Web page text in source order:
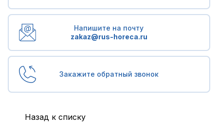
Напишите на почту
zakaz@rus-horeca.ru
Закажите обратный звонок
Назад к списку